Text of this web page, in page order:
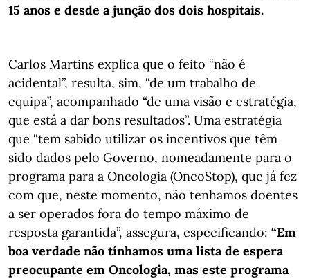
15 anos e desde a junção dos dois hospitais.
Carlos Martins explica que o feito “não é
acidental”, resulta, sim, “de um trabalho de
equipa”, acompanhado “de uma visão e estratégia,
que está a dar bons resultados”. Uma estratégia
que “tem sabido utilizar os incentivos que têm
sido dados pelo Governo, nomeadamente para o
programa para a Oncologia (OncoStop), que já fez
com que, neste momento, não tenhamos doentes
a ser operados fora do tempo máximo de
resposta garantida”, assegura, especificando: “Em
boa verdade não tínhamos uma lista de espera
preocupante em Oncologia, mas este programa